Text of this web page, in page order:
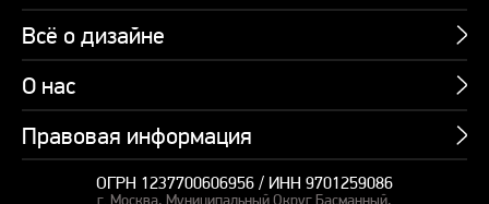
Курсы
Пакетные предложения
Профессии
Подарочные сертификаты
Корпоративное обучение
Всё о дизайне
Учебник по презентациям
Банк слайдов
Вебинары
О нас
Об академии
Правовая информация
Карта сайтаОГРН 1237700606956 / ИНН 9701259086
г. Москва, Муниципальный Округ Басманный,